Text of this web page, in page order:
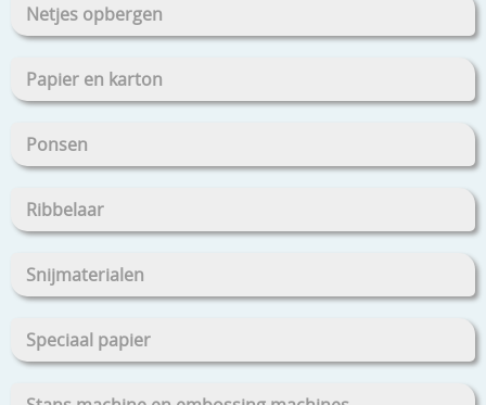
Netjes opbergen
Papier en karton
Ponsen
Ribbelaar
Snijmaterialen
Speciaal papier